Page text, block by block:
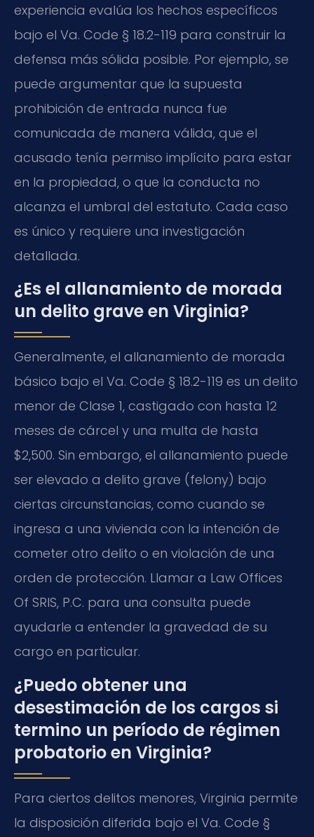
experiencia evalúa los hechos específicos
bajo el Va. Code § 18.2-119 para construir la
defensa más sólida posible. Por ejemplo, se
puede argumentar que la supuesta
prohibición de entrada nunca fue
comunicada de manera válida, que el
acusado tenía permiso implícito para estar
en la propiedad, o que la conducta no
alcanza el umbral del estatuto. Cada caso
es único y requiere una investigación
detallada.
¿Es el allanamiento de morada
un delito grave en Virginia?
Generalmente, el allanamiento de morada
básico bajo el Va. Code § 18.2-119 es un delito
menor de Clase 1, castigado con hasta 12
meses de cárcel y una multa de hasta
$2,500. Sin embargo, el allanamiento puede
ser elevado a delito grave (felony) bajo
ciertas circunstancias, como cuando se
ingresa a una vivienda con la intención de
cometer otro delito o en violación de una
orden de protección. Llamar a Law Offices
Of SRIS, P.C. para una consulta puede
ayudarle a entender la gravedad de su
cargo en particular.
¿Puedo obtener una
desestimación de los cargos si
termino un período de régimen
probatorio en Virginia?
Para ciertos delitos menores, Virginia permite
la disposición diferida bajo el Va. Code §